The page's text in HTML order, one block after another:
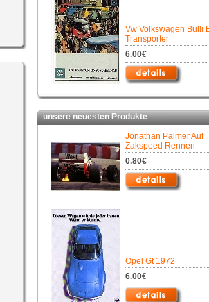
Vw Volkswagen Bulli
Transporter
6.00€
unsere neuesten Produkte
Jonathan Palmer Auf
Zakspeed Rennen
0.80€
Opel Gt 1972
6.00€